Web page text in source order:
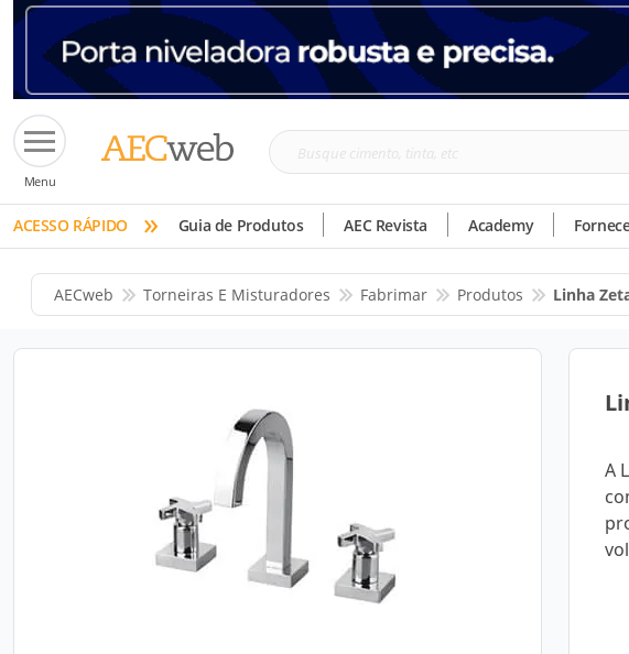
Menu
Busque
tinta,
etc
ACESSO RÁPIDO » Guia de Produtos AEC Revista Academy
AECweb Torneiras E Misturadores Fabrimar Produtos Linha
A